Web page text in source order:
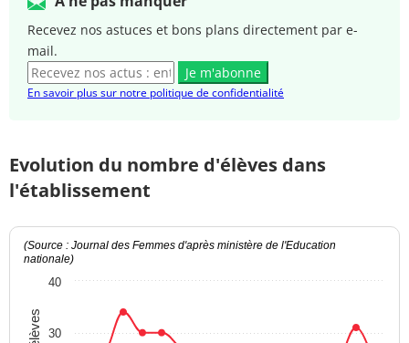
Recevez nos astuces et bons plans directement par e-
mail.
Je m'abonne
En savoir plus sur notre politique de confidentialité
Evolution du nombre d'élèves dans
l'établissement
(Source : Journal des Femmes d'après ministère de l'Education
nationale)
30
40